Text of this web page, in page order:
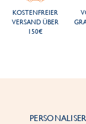
KOSTENFREIER
VERSAND ÜBER
150€